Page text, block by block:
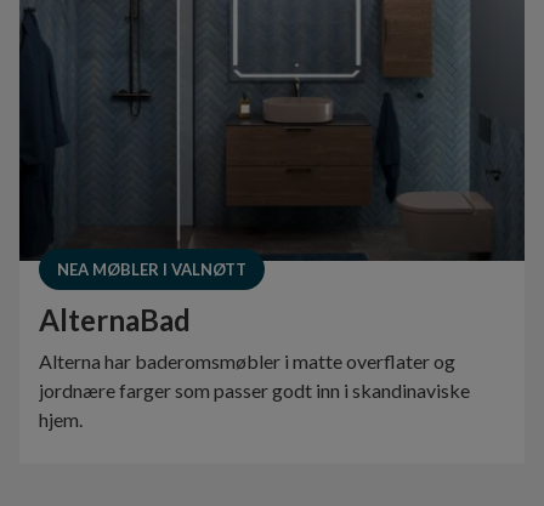
NEA MØBLER I VALNØTT
AlternaBad
Alterna har baderomsmøbler i matte overflater og
jordnære farger som passer godt inn i skandinaviske
hjem.